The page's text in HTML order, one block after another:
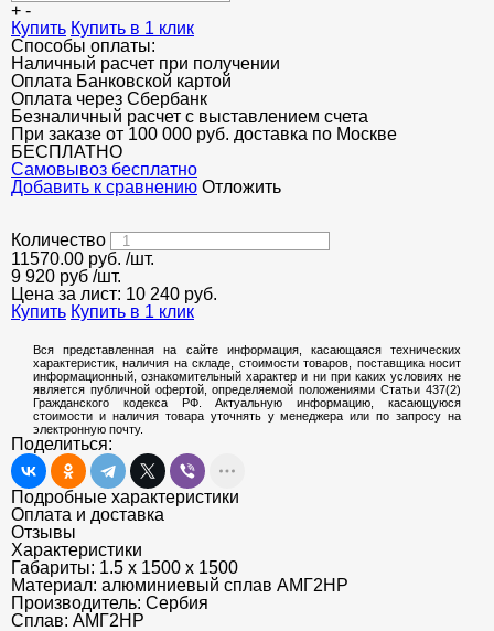
+ -
Купить Купить в 1 клик
Способы оплаты:
Наличный расчет при получении
Оплата Банковской картой
Оплата через Сбербанк
Безналичный расчет с выставлением счета
При заказе от 100 000 руб. доставка по Москве
БЕСПЛАТНО
Cамовывоз бесплатно
Добавить к сравнению Отложить
Количество
11570.00 руб. /шт.
9 920 руб /шт.
Цена за лист: 10 240 руб.
Купить Купить в 1 клик
Вся представленная на сайте информация, касающаяся технических
характеристик, наличия на складе, стоимости товаров, поставщика носит
информационный, ознакомительный характер и ни при каких условиях не
является публичной офертой, определяемой положениями Статьи 437(2)
Гражданского кодекса РФ. Актуальную информацию, касающуюся
стоимости и наличия товара уточнять у менеджера или по запросу на
электронную почту.
Поделиться:
Подробные характеристики
Оплата и доставка
Отзывы
Характеристики
Габариты: 1.5 х 1500 х 1500
Материал: алюминиевый сплав АМГ2НР
Производитель: Сербия
Сплав: АМГ2НР